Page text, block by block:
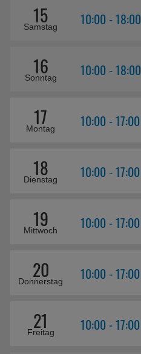
15
Samstag 10:00 - 18:00
16
Sonntag 10:00 - 18:00
17
Montag 10:00 - 17:00
18
Dienstag 10:00 - 17:00
19
Mittwoch 10:00 - 17:00
20
Donnerstag 10:00 - 17:00
21
Freitag 10:00 - 17:00